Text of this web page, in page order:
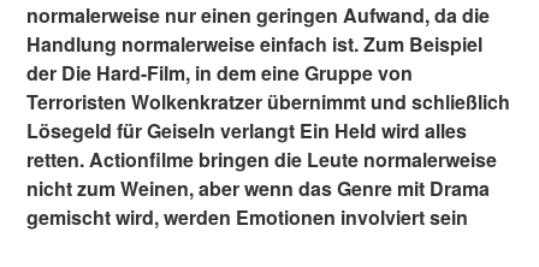
normalerweise nur einen geringen Aufwand, da die
Handlung normalerweise einfach ist. Zum Beispiel
der Die Hard-Film, in dem eine Gruppe von
Terroristen Wolkenkratzer übernimmt und schließlich
Lösegeld für Geiseln verlangt Ein Held wird alles
retten. Actionfilme bringen die Leute normalerweise
nicht zum Weinen, aber wenn das Genre mit Drama
gemischt wird, werden Emotionen involviert sein